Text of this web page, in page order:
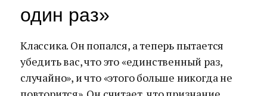
один раз»
Классика. Он попался, а теперь пытается
убедить вас, что это «единственный раз,
случайно», и что «этого больше никогда не